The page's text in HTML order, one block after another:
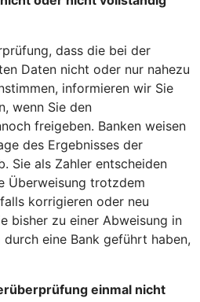
dass die bei der
Daten nicht oder nur nahezu
informieren wir Sie
wenn Sie den
freigeben. Banken weisen
des Ergebnisses der
Sie als Zahler entscheiden
Überweisung trotzdem
korrigieren oder neu
bisher zu einer Abweisung in
eine Bank geführt haben,
einmal nicht